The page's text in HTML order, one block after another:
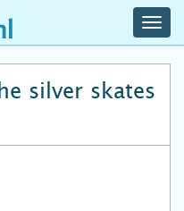
silver skates